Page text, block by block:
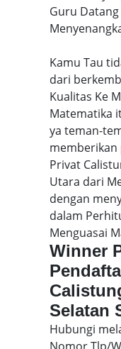
Guru
Kamu Tau
dari
Kualitas Ke
Matematika
ya teman-
memberikan
Privat
Utara dari
dengan
dalam
Menguasai
Winner
Selatan
Hubungi